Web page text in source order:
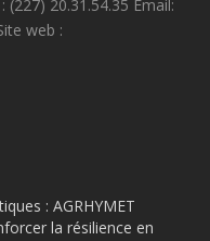
(227) 20.31.54.35 Email:
web :
: AGRHYMET
la résilience en